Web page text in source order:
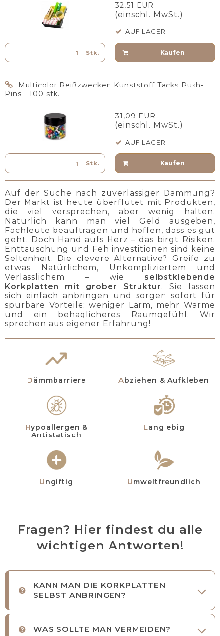
32,51 EUR
(einschl. MwSt.)
AUF LAGER
Stk. Kaufen
Multicolor Reißzwecken Kunststoff Tacks Push-
Pins - 100 stk.
31,09 EUR
(einschl. MwSt.)
AUF LAGER
Stk. Kaufen
Auf der Suche nach zuverlässiger Dämmung?
Der Markt ist heute überflutet mit Produkten,
die viel versprechen, aber wenig halten.
Natürlich kann man viel Geld ausgeben,
Fachleute beauftragen und hoffen, dass es gut
geht. Doch Hand aufs Herz – das birgt Risiken.
Enttäuschung und Fehlinvestitionen sind keine
Seltenheit. Die clevere Alternative? Greife zu
etwas Natürlichem, Unkompliziertem und
Verlässlichem – wie selbstklebende
Korkplatten mit grober Struktur. Sie lassen
sich einfach anbringen und sorgen sofort für
spürbare Vorteile: weniger Lärm, mehr Wärme
und ein behaglicheres Raumgefühl. Wir
sprechen aus eigener Erfahrung!
Dämmbarriere Abziehen & Aufkleben
Hypoallergen &
Antistatisch
Langlebig
Ungiftig Umweltfreundlich
Fragen? Hier findest du alle
wichtigen Antworten!
KANN MAN DIE KORKPLATTEN
SELBST ANBRINGEN?
WAS SOLLTE MAN VERMEIDEN?